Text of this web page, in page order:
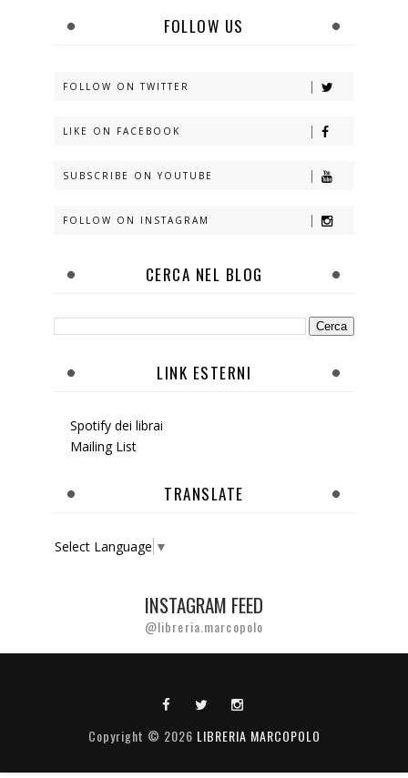
FOLLOW US
FOLLOW ON TWITTER
LIKE ON FACEBOOK
SUBSCRIBE ON YOUTUBE
FOLLOW ON INSTAGRAM
CERCA NEL BLOG
LINK ESTERNI
Spotify dei librai
Mailing List
TRANSLATE
Select Language ▼
INSTAGRAM FEED
@libreria.marcopolo
Copyright © 2026 LIBRERIA MARCOPOLO